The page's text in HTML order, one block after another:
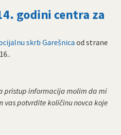
godini centra za
skrb Garešnica od strane
.
pristup informacija molim da mi
vas potvrdite količinu novca koje